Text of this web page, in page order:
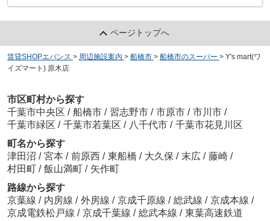
ページトップへ
賃貸SHOPエバンス > 周辺施設案内 > 船橋市 > 船橋市のスーパー > Y's mart(ワ
イズマート) 原木店
市区町村から探す
千葉市中央区 / 船橋市 / 習志野市 / 市原市 / 市川市 /
千葉市緑区 / 千葉市若葉区 / 八千代市 / 千葉市花見川区
町名から探す
津田沼 / 宮本 / 前原西 / 東船橋 / 大久保 / 末広 / 藤崎 /
村田町 / 飯山満町 / 矢作町
路線から探す
京葉線 / 内房線 / 外房線 / 京成千原線 / 総武線 / 京成本線 /
京成電鉄松戸線 / 京成千葉線 / 総武本線 / 東葉高速鉄道